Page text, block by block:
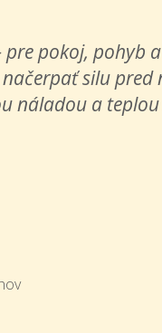
pokoj, pohyb
silu pred
náladou a